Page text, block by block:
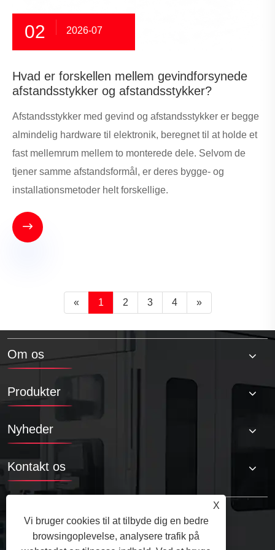
02 2026-07
Hvad er forskellen mellem gevindforsynede
afstandsstykker og afstandsstykker?
Afstandsstykker med gevind og afstandsstykker er begge
almindelig hardware til elektronik, beregnet til at holde et
fast mellemrum mellem to monterede dele. Selvom de
tjener samme afstandsformål, er deres bygge- og
installationsmetoder helt forskellige.

« 1 2 3 4 »
Om os
Produkter
Nyheder
Kontakt os
X
Vi bruger cookies til at tilbyde dig en bedre
browsingoplevelse, analysere trafik på